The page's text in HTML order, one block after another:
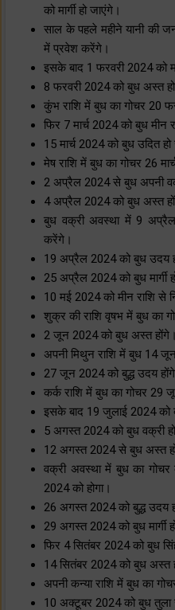
को मार्गी हो जाएंगे।
साल के पहले महीने यानी की
में प्रवेश करेंगे।
इसके बाद 1 फरवरी 2024 को
8 फरवरी 2024 को बुध अस्त
कुंभ राशि में बुध का गोचर 20
फिर 7 मार्च 2024 को बुध मीन
15 मार्च 2024 को बुध उदित
मेष राशि में बुध का गोचर 26
2 अप्रैल 2024 से बुध अपनी
4 अप्रैल 2024 को बुध अस्त
बुध वक्री अवस्था में 9
करेंगे।
19 अप्रैल 2024 को बुध उदय
25 अप्रैल 2024 को बुध मार्गी
10 मई 2024 को मीन राशि से
शुक्र की राशि वृषभ में बुध का
2 जून 2024 को बुध अस्त होंगे।
अपनी मिथुन राशि में बुध 14
27 जून 2024 को बुद्ध उदय
कर्क राशि में बुध का गोचर 29
इसके बाद 19 जुलाई 2024 को
5 अगस्त 2024 को बुध वक्री
12 अगस्त 2024 से बुध अस्त
वक्री अवस्था में बुध का
2024 को होगा।
26 अगस्त 2024 को बुद्ध उदय
29 अगस्त 2024 को बुध मार्गी
फिर 4 सितंबर 2024 को बुध
14 सितंबर 2024 को बुध अस्त
अपनी कन्या राशि में बुध का
10 अक्टूबर 2024 को बुध तुला